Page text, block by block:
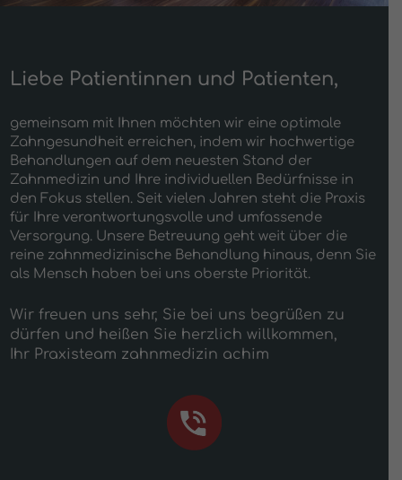
Liebe Patientinnen und Patienten,
gemeinsam mit Ihnen möchten wir eine optimale
Zahngesundheit erreichen, indem wir hochwertige
Behandlungen auf dem neuesten Stand der
Zahnmedizin und Ihre individuellen Bedürfnisse in
den Fokus stellen. Seit vielen Jahren steht die Praxis
für Ihre verantwortungsvolle und umfassende
Versorgung. Unsere Betreuung geht weit über die
reine zahnmedizinische Behandlung hinaus, denn Sie
als Mensch haben bei uns oberste Priorität.
Wir freuen uns sehr, Sie bei uns begrüßen zu
dürfen und heißen Sie herzlich willkommen,
Ihr Praxisteam zahnmedizin achim